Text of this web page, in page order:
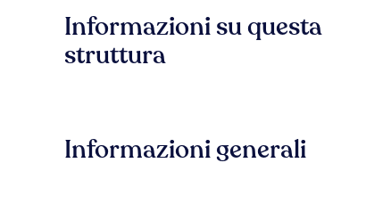
Informazioni su questa
struttura
Informazioni generali